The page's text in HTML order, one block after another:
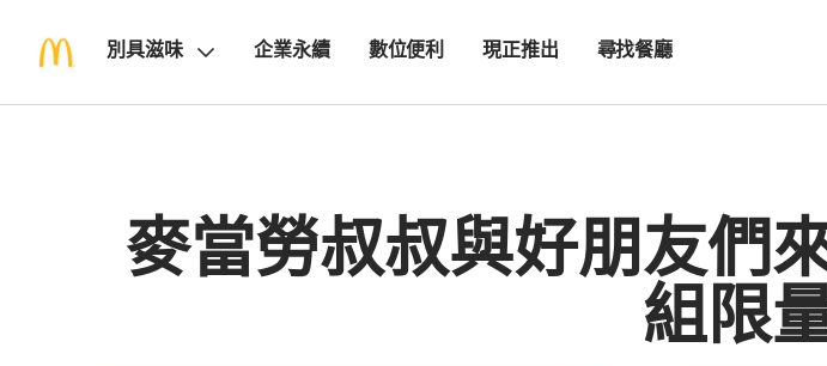
別具滋味 企業永續 數位便利 現正推出 尋找餐廳
麥當勞叔叔與好朋友們
組限